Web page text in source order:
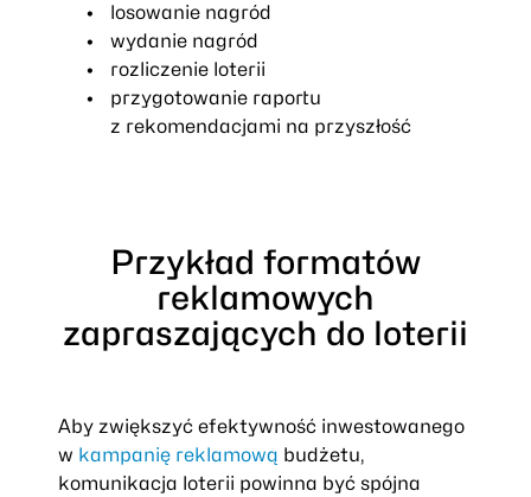
losowanie nagród
wydanie nagród
rozliczenie loterii
przygotowanie raportu
z rekomendacjami na przyszłość
Przykład formatów
reklamowych
zapraszających do loterii
Aby zwiększyć efektywność inwestowanego
w kampanię reklamową budżetu,
komunikacja loterii powinna być spójna